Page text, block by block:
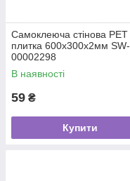
Самоклеюча стінова PET
плитка 600х300х2мм SW-
00002298
В наявності
59 ₴
Купити